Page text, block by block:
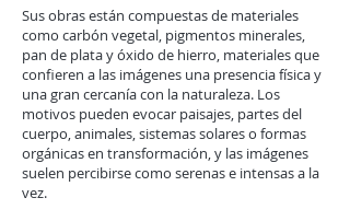
Sus obras están compuestas de materiales
como carbón vegetal, pigmentos minerales,
pan de plata y óxido de hierro, materiales que
confieren a las imágenes una presencia física y
una gran cercanía con la naturaleza. Los
motivos pueden evocar paisajes, partes del
cuerpo, animales, sistemas solares o formas
orgánicas en transformación, y las imágenes
suelen percibirse como serenas e intensas a la
vez.